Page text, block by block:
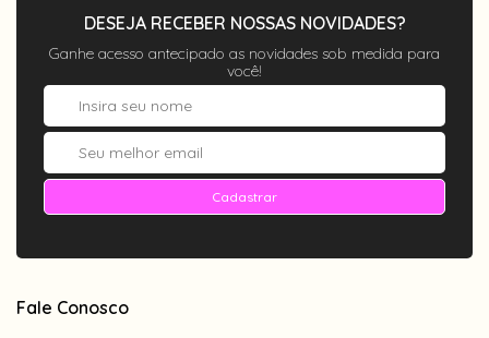
DESEJA RECEBER NOSSAS NOVIDADES?
Ganhe acesso antecipado as novidades sob medida para
você!
Cadastrar
Fale Conosco